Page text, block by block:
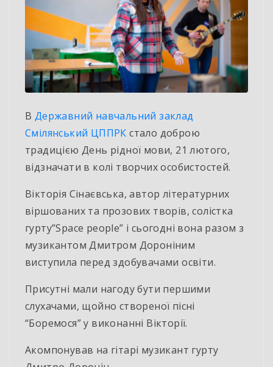
В Державний навчальний заклад
Смілянський ЦППРК стало доброю
традицією День рідної мови, 21 лютого,
відзначати в колі творчих особистостей.
Вікторія Сінаєвська, автор літературних
віршованих та прозових творів, солістка
гурту”Space people” і сьогодні вона разом з
музикантом Дмитром Дороніним
виступила перед здобувачами освіти.
Присутні мали нагоду бути першими
слухачами, щойно створеної пісні
“Боремося” у виконанні Вікторії.
Акомпонував на гітарі музикант гурту